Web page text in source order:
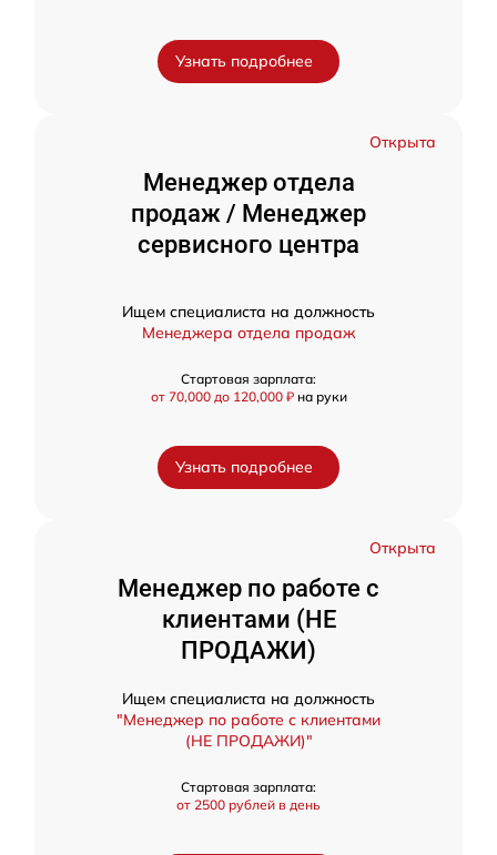
Узнать подробнее
Открыта
Менеджер отдела
продаж / Менеджер
сервисного центра
Ищем специалиста на должность
Менеджера отдела продаж
Стартовая зарплата:
от 70,000 до 120,000 ₽ на руки
Узнать подробнее
Открыта
Менеджер по работе с
клиентами (НЕ
ПРОДАЖИ)
Ищем специалиста на должность
"Менеджер по работе с клиентами
(НЕ ПРОДАЖИ)"
Стартовая зарплата:
от 2500 рублей в день